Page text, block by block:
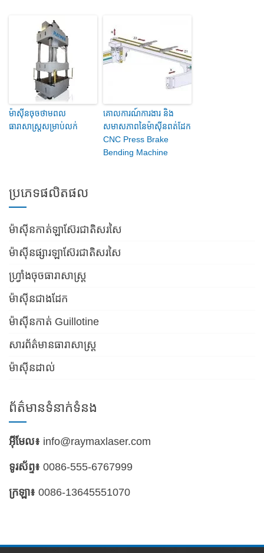
ម៉ាស៊ីនចុចថាមពល
ធារាសាស្ត្រសម្រាប់លក់
គោលការណ៍ការងារ និង
សមាសភាពនៃម៉ាស៊ីនពត់ដែក
CNC Press Brake
Bending Machine
ប្រភេទផលិតផល
ម៉ាស៊ីនកាត់ឡាស៊ែរជាតិសរសៃ
ម៉ាស៊ីនផ្សារឡាស៊ែរជាតិសរសៃ
ហ្វ្រាំងចុចធារាសាស្ត្រ
ម៉ាស៊ីនជាងដែក
ម៉ាស៊ីនកាត់ Guillotine
សារព័ត៌មានធារាសាស្ត្រ
ម៉ាស៊ីនដាល់
ព័ត៌មានទំនាក់ទំនង
អ៊ីមែល៖ info@raymaxlaser.com
ទូរស័ព្ទ៖ 0086-555-6767999
ក្រឡា៖ 0086-13645551070